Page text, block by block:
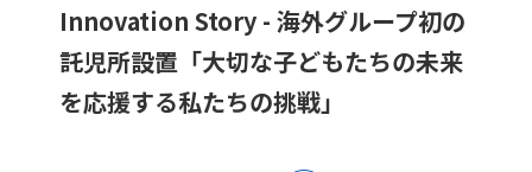
- 海外グループ初の
大切な子どもたちの未来
たちの挑戦」
Innovation Story
ケア！姿勢改善ア
ケアシート」が目